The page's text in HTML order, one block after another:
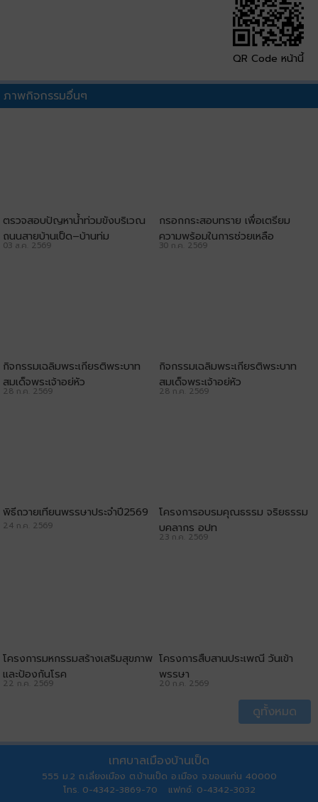
QR Code หน้านี้
ภาพกิจกรรมอื่นๆ
ตรวจสอบปัญหาน้ำท่วมขังบริเวณ
ถนนสายบ้านเป็ด–บ้านทุ่ม
03 ส.ค. 2569
กรอกกระสอบทราย เพื่อเตรียม
ความพร้อมในการช่วยเหลือ
ประชาชน
30 ก.ค. 2569
กิจกรรมเฉลิมพระเกียรติพระบาท
สมเด็จพระเจ้าอยู่หัว
28 ก.ค. 2569
กิจกรรมเฉลิมพระเกียรติพระบาท
สมเด็จพระเจ้าอยู่หัว
28 ก.ค. 2569
พิธีถวายเทียนพรรษาประจำปี2569
24 ก.ค. 2569
โครงการอบรมคุณธรรม จริยธรรม
บุคลากร อปท
23 ก.ค. 2569
โครงการมหกรรมสร้างเสริมสุขภาพ
และป้องกันโรค
22 ก.ค. 2569
โครงการสืบสานประเพณี วันเข้า
พรรษา
20 ก.ค. 2569
ดูทั้งหมด
เทศบาลเมืองบ้านเป็ด
555 ม.2 ถ.เลี่ยงเมือง ต.บ้านเป็ด อ.เมือง จ.ขอนแก่น 40000
โทร. 0-4342-3869-70 แฟกซ์. 0-4342-3032